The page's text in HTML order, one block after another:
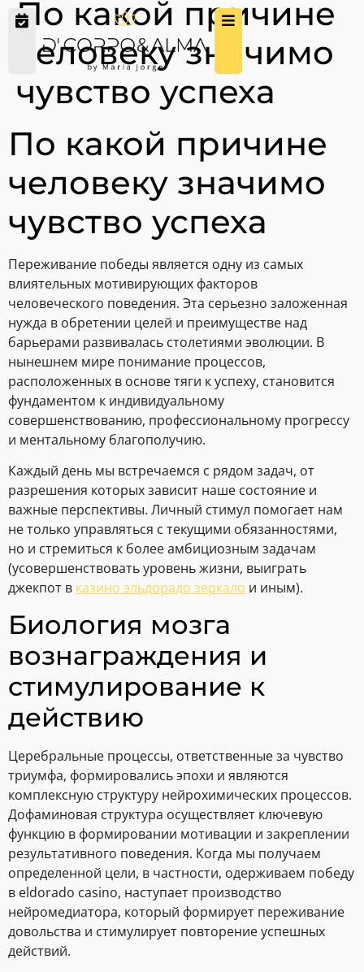
По какой причине
человеку значимо
чувство успеха
По какой причине
человеку значимо
чувство успеха
Переживание победы является одну из самых
влиятельных мотивирующих факторов
человеческого поведения. Эта серьезно заложенная
нужда в обретении целей и преимуществе над
барьерами развивалась столетиями эволюции. В
нынешнем мире понимание процессов,
расположенных в основе тяги к успеху, становится
фундаментом к индивидуальному
совершенствованию, профессиональному прогрессу
и ментальному благополучию.
Каждый день мы встречаемся с рядом задач, от
разрешения которых зависит наше состояние и
важные перспективы. Личный стимул помогает нам
не только управляться с текущими обязанностями,
но и стремиться к более амбициозным задачам
(усовершенствовать уровень жизни, выиграть
джекпот в казино эльдорадо зеркало и иным).
Биология мозга
вознаграждения и
стимулирование к
действию
Церебральные процессы, ответственные за чувство
триумфа, формировались эпохи и являются
комплексную структуру нейрохимических процессов.
Дофаминовая структура осуществляет ключевую
функцию в формировании мотивации и закреплении
результативного поведения. Когда мы получаем
определенной цели, в частности, одерживаем победу
в eldorado casino, наступает производство
нейромедиатора, который формирует переживание
довольства и стимулирует повторение успешных
действий.